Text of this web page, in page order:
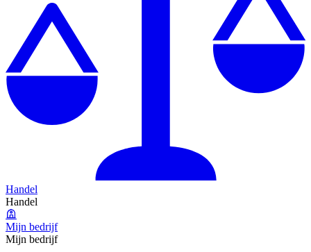
Handel
Handel
Mijn bedrijf
Mijn bedrijf